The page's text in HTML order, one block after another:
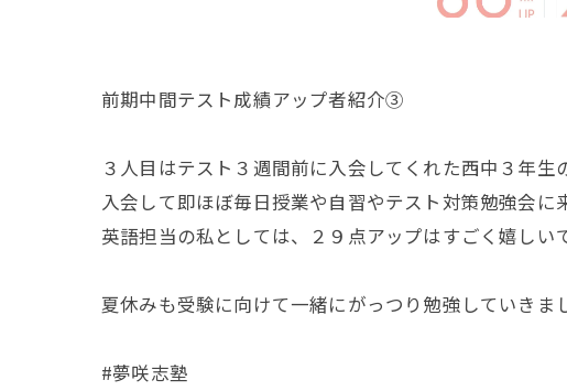
前期中間テスト成績アップ者紹介③
３人目はテスト３週間前に入会してくれた西中３年生
入会して即ほぼ毎日授業や自習やテスト対策勉強会
英語担当の私としては、２９点アップはすごく嬉しい
夏休みも受験に向けて一緒にがっつり勉強していきま
#夢咲志塾